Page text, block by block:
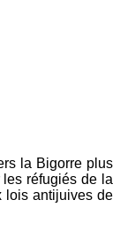
la Bigorre plus
réfugiés de la
lois antijuives de